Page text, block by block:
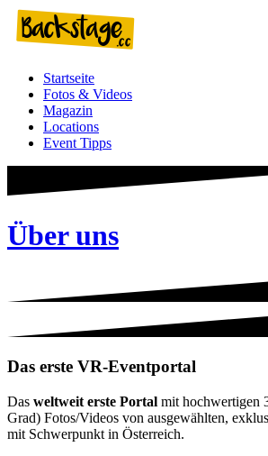
Zum
Inhalt
springen
Startseite
Fotos & Videos
Magazin
Locations
Event Tipps
Über uns
Das erste VR-Eventportal
Das weltweit erste Portal mit hochwertigen
Grad) Fotos/Videos von ausgewählten,
mit Schwerpunkt in Österreich.